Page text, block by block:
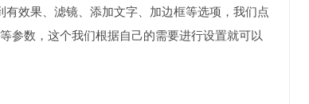
效果、滤镜、添加文字、加边框等选项，我们点
参数，这个我们根据自己的需要进行设置就可以